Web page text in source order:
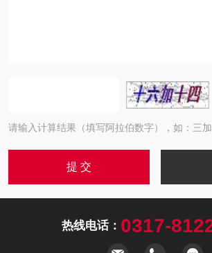
请输入计算结果（填写阿拉伯数字），如：三
热线电话： 0317-